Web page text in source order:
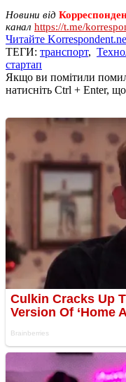
Новини від
канал https://t.me/
Читайте
ТЕГИ: транспорт,
стартап
Якщо ви помітили
натисніть Ctrl + Enter,